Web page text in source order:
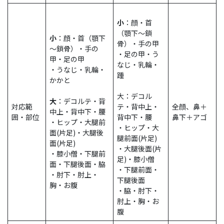
対応範
囲・部位
小 ：顔・首（顎下
～鎖骨）・手の
甲・足の甲
・うなじ・乳輪・
かかと
大 ：デコルテ・背
中上・背中下・腰
・ヒップ・大腿前
面(片足)・大腿後
面(片足)
・膝小僧・下腿前
面・下腿後面・脇
・肘下・肘上・
胸・お腹
小 ：顔・首
（顎下～鎖
骨）・手の甲
・足の甲・う
なじ・乳輪・
踵
大：デコル
テ・背中上・
背中下・腰
・ヒップ・大
腿前面(片足)
・大腿後面(片
足)・膝小僧
・下腿前面・
下腿後面
・脇・肘下・
肘上・胸・お
腹
全顔、鼻＋
鼻下＋アゴ